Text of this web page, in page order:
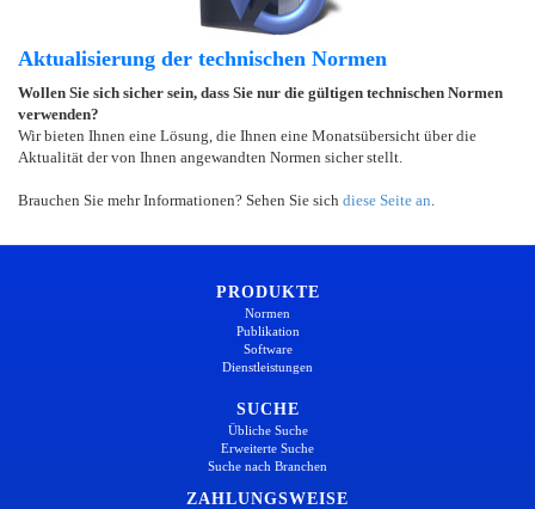
Aktualisierung der technischen Normen
Wollen Sie sich sicher sein, dass Sie nur die gültigen technischen Normen
verwenden?
Wir bieten Ihnen eine Lösung, die Ihnen eine Monatsübersicht über die
Aktualität der von Ihnen angewandten Normen sicher stellt.
Brauchen Sie mehr Informationen? Sehen Sie sich diese Seite an
PRODUKTE
Normen
Publikation
Software
Dienstleistungen
SUCHE
Übliche Suche
Erweiterte Suche
Suche nach Branchen
ZAHLUNGSWEISE